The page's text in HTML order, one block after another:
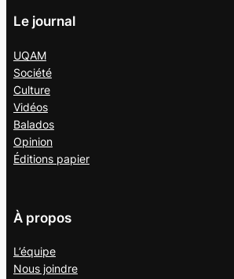
Le journal
UQAM
Société
Culture
Vidéos
Balados
Opinion
Éditions papier
À propos
L’équipe
Nous joindre